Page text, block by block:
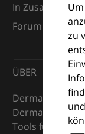
zu
In
Forum (EDF)
ÜBER
Dermatologie –
Tools für den